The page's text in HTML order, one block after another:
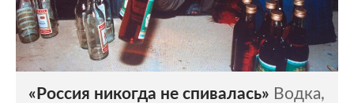
«Россия никогда не спивалась» Водка,